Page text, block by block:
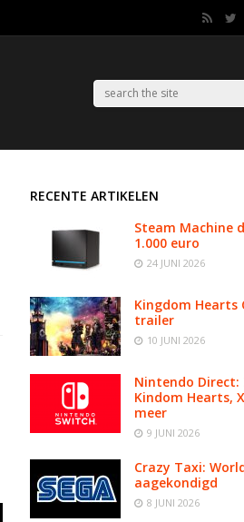
RECENTE ARTIKELEN
Steam Machine
1.000 euro
24 JUNI 2026
Kingdom Hearts
trailer
10 JUNI 2026
Nintendo Direct:
Kindom Hearts,
meer
9 JUNI 2026
Crazy Taxi:
aagekondigd
8 JUNI 2026